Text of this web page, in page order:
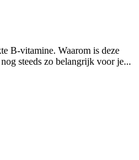
B-vitamine. Waarom is deze
steeds zo belangrijk voor je...